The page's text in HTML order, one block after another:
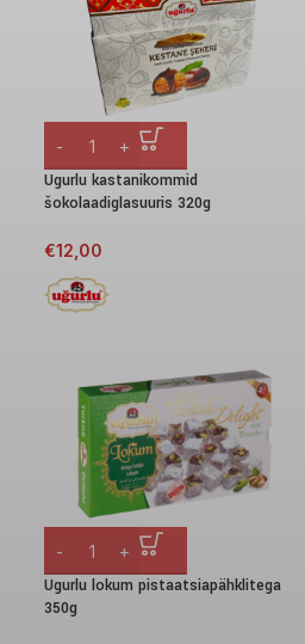
Ugurlu kastanikommid
šokolaadiglasuuris 320g
€12,00
Ugurlu lokum pistaatsiapähklitega
350g